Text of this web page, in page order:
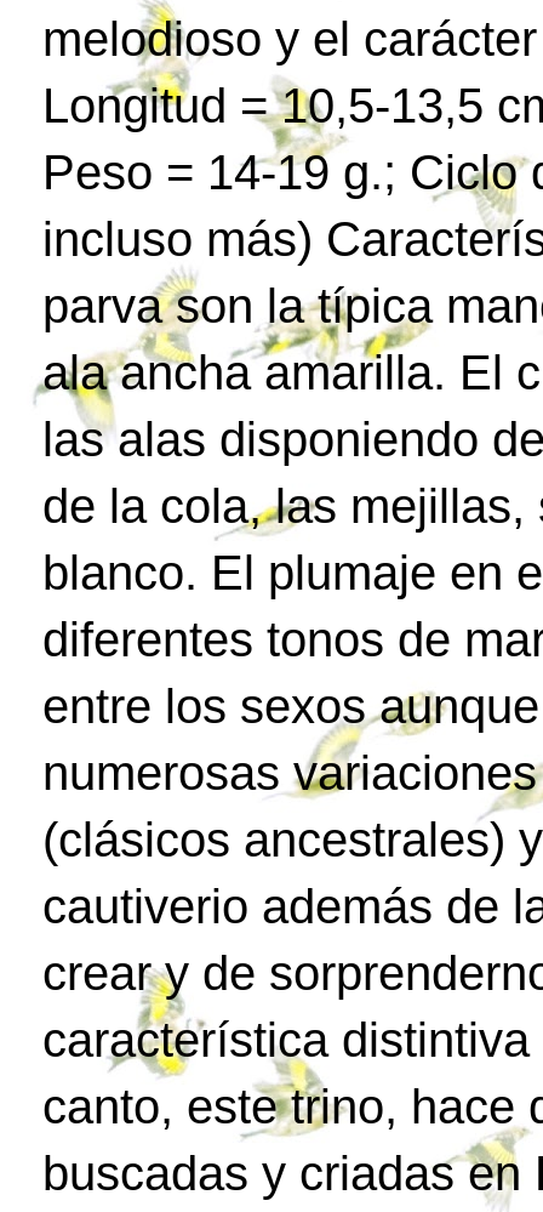
melodioso y el
Longitud = 10,5-13,5
Peso = 14-19 g.; Ciclo
incluso más)
parva son la típica
ala ancha amarilla. El
las alas disponiendo
de la cola, las
blanco. El plumaje en
diferentes tonos de
entre los sexos
numerosas
(clásicos ancestrales)
cautiverio además de
crear y de
característica
canto, este trino, hace
buscadas y criadas